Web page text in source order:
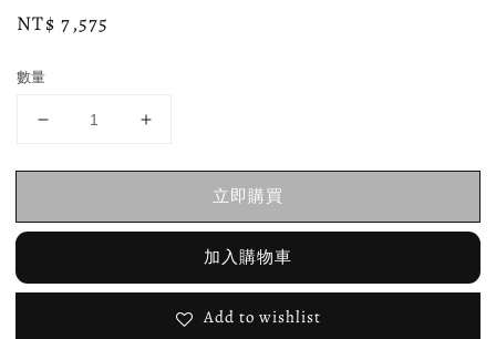
Regular
NT$ 7,575
數量
立即購買
加入購物車
Add to wishlist